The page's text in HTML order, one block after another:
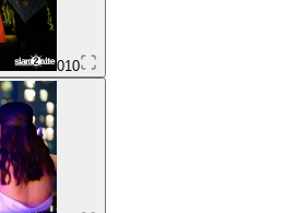
010